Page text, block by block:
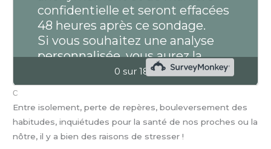
C
Entre isolement, perte de repères, bouleversement des
habitudes, inquiétudes pour la santé de nos proches ou la
nôtre, il y a bien des raisons de stresser !